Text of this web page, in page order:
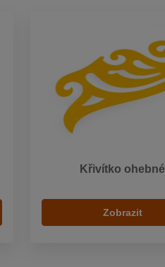
Křivítko ohebné
Zobrazit